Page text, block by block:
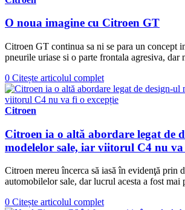
O noua imagine cu Citroen GT
Citroen GT continua sa ni se para un concept
pneurile uriase si o parte frontala agresiva, dar
0 Citește articolul complet
Citroen
Citroen ia o altă abordare legat de
modelelor sale, iar viitorul C4 nu va
Citroen mereu încerca să iasă în evidenţă prin
automobilelor sale, dar lucrul acesta a fost mai
0 Citește articolul complet